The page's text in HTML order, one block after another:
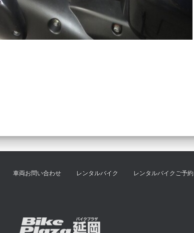
車両お問い合わせ レンタルバイク レンタルバイクご予約